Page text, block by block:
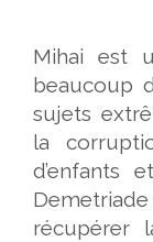
Mihai est
beaucoup
sujets
la
d’enfants
récupérer